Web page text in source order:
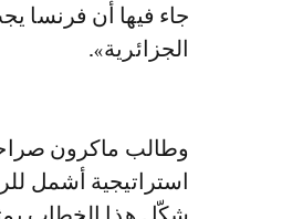
جاء فيها أن فرنسا
الجزائرية».
استراتيجية أشمل